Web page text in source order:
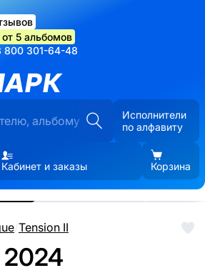
5 альбомов
800 301-64-48
Исполнители
по алфавиту
Кабинет и заказы Корзина
/Tension II
2024